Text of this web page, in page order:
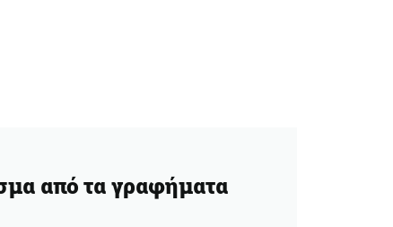
από τα γραφήματα